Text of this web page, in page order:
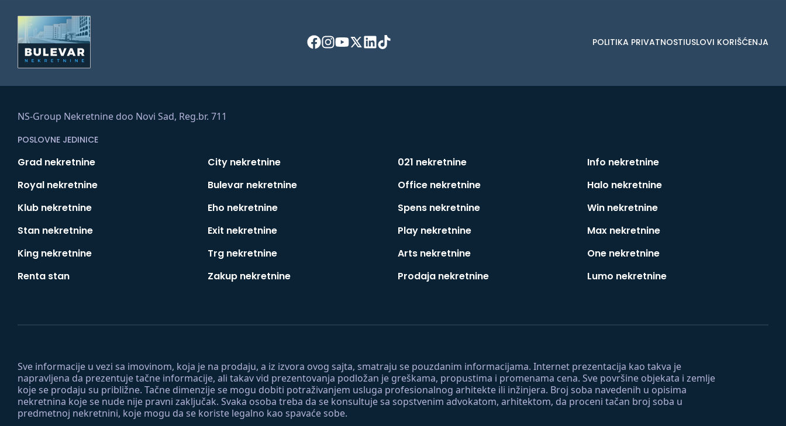
POLITIKA PRIVATNOSTIUSLOVI KORIŠĆENJA
Sve informacije u vezi sa imovinom, koja je na prodaju, a iz izvora ovog sajta, smatraju se pouzdanim informacijama. Internet prezentacija kao takva je
napravljena da prezentuje tačne informacije, ali takav vid prezentovanja podložan je greškama, propustima i promenama cena. Sve površine objekata i zemlje
koje se prodaju su približne. Tačne dimenzije se mogu dobiti potraživanjem usluga profesionalnog arhitekte ili inžinjera. Broj soba navedenih u opisima
nekretnina koje se nude nije pravni zaključak. Svaka osoba treba da se konsultuje sa sopstvenim advokatom, arhitektom, da proceni tačan broj soba u
predmetnoj nekretnini, koje mogu da se koriste legalno kao spavaće sobe.
NS-Group Nekretnine doo Novi Sad, Reg.br. 711
POSLOVNE JEDINICE
Grad nekretnine City nekretnine 021 nekretnine
Info nekretnine
Royal nekretnine
Bulevar nekretnine Office nekretnine
Halo nekretnine
Klub nekretnine
Eho nekretnine Spens nekretnine
Win nekretnine
Stan nekretnine
Exit nekretnine Play nekretnine
Max nekretnine
King nekretnine
Trg nekretnine Arts nekretnine
One nekretnine
Renta stan
Zakup nekretnine Prodaja nekretnine Lumo nekretnine